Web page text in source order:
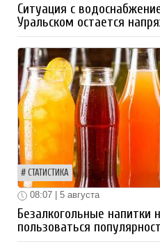
Ситуация с
Уральском остается
СТАТИСТИКА
08:07 | 5 августа
Безалкогольные
пользоваться